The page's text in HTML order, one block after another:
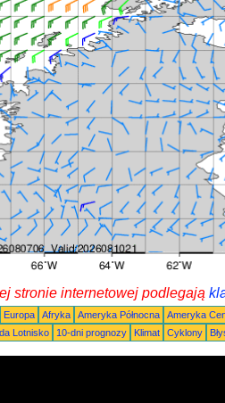
stronie internetowej podlegają
Europa Afryka Ameryka Północna Ameryka
Lotnisko 10-dni prognozy Klimat Cyklony